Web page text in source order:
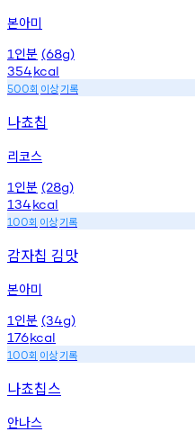
본아미
1 인분 (68g)
354kcal
500회 이상기록
나쵸칩
리코스
1 인분 (28g)
134kcal
100회 이상기록
감자칩 김맛
본아미
1 인분 (34g)
176kcal
100회 이상기록
나쵸칩스
안나스